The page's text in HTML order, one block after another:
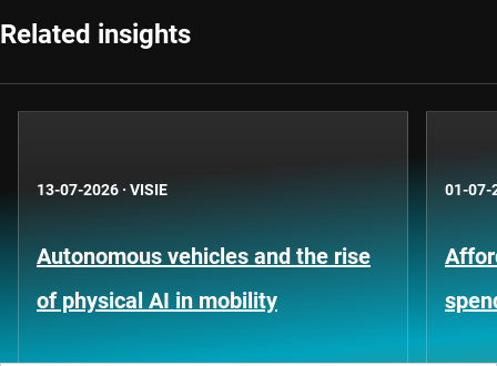
Related insights
13-07-2026 · VISIE
Autonomous vehicles and the rise
of physical AI in mobility
01-07-